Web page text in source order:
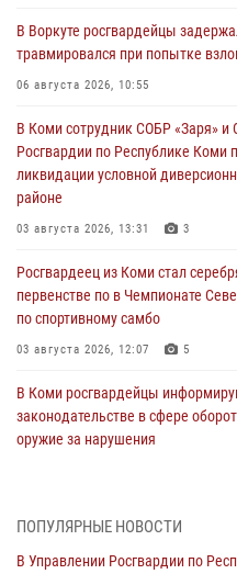
В Воркуте росгвардейцы
травмировался при попытке
06 августа 2026, 10:55
В Коми сотрудник СОБР «Заря»
Росгвардии по Республике Коми
ликвидации условной
районе
03 августа 2026, 13:31 3
Росгвардеец из Коми стал
первенстве по в Чемпионате
по спортивному самбо
03 августа 2026, 12:07 5
В Коми росгвардейцы
законодательстве в сфере
оружие за нарушения
для добровольной сдачи оружия
31 июля 2026, 10:55
ПОПУЛЯРНЫЕ НОВОСТИ
В Управлении Росгвардии по